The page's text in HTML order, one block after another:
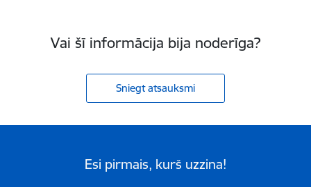
Vai šī informācija bija noderīga?
Sniegt atsauksmi
Esi pirmais, kurš uzzina!